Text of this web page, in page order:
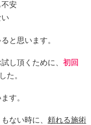
安
と思います。
し頂くために、 初回
た。
す。
ない時に、 頼れる施術